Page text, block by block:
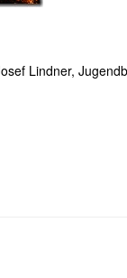
Lindner,